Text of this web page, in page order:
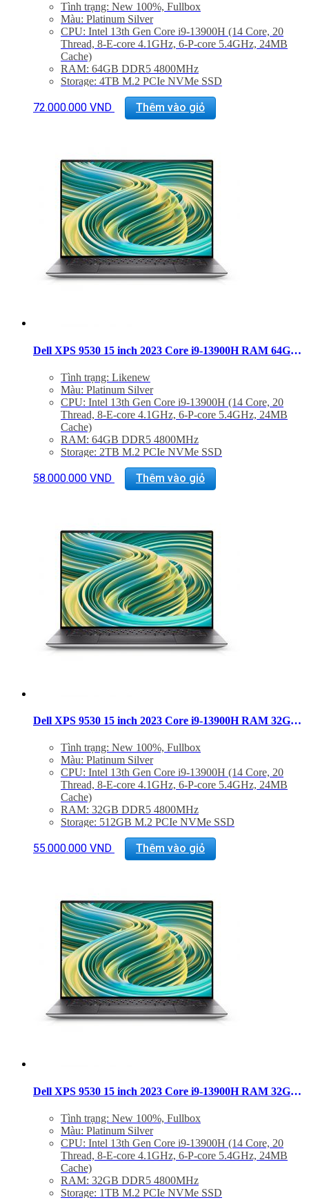
Tình trạng: New 100%, Fullbox
Màu: Platinum Silver
CPU: Intel 13th Gen Core i9-13900H (14 Core, 20
Thread, 8-E-core 4.1GHz, 6-P-core 5.4GHz, 24MB
Cache)
RAM: 64GB DDR5 4800MHz
Storage: 4TB M.2 PCIe NVMe SSD
InfinityEdge Touch Anti-reflective 400-Nit Display
VGA: NVIDIA GeForce RTX 4070 8GB GDDR6
72.000.000 VND Thêm vào giỏ
Dell XPS 9530 15 inch 2023 Core i9-13900H RAM 64GB SSD 2TB OLED Touch RTX 4070
Tình trạng: Likenew
Màu: Platinum Silver
CPU: Intel 13th Gen Core i9-13900H (14 Core, 20
Thread, 8-E-core 4.1GHz, 6-P-core 5.4GHz, 24MB
Cache)
RAM: 64GB DDR5 4800MHz
Storage: 2TB M.2 PCIe NVMe SSD
InfinityEdge Touch Anti-reflective 400-Nit Display
VGA: NVIDIA GeForce RTX 4070 8GB GDDR6
58.000.000 VND Thêm vào giỏ
Dell XPS 9530 15 inch 2023 Core i9-13900H RAM 32GB SSD 1TB FHD RTX 4070
Tình trạng: New 100%, Fullbox
Màu: Platinum Silver
CPU: Intel 13th Gen Core i9-13900H (14 Core, 20
Thread, 8-E-core 4.1GHz, 6-P-core 5.4GHz, 24MB
Cache)
RAM: 32GB DDR5 4800MHz
Storage: 512GB M.2 PCIe NVMe SSD
Non-Touch Anti-Glare 500-Nit Display
VGA: NVIDIA GeForce RTX 4070 8GB GDDR6
55.000.000 VND Thêm vào giỏ
Dell XPS 9530 15 inch 2023 Core i9-13900H RAM 32GB SSD 1TB OLED Touch RTX 4070
Tình trạng: New 100%, Fullbox
Màu: Platinum Silver
CPU: Intel 13th Gen Core i9-13900H (14 Core, 20
Thread, 8-E-core 4.1GHz, 6-P-core 5.4GHz, 24MB
Cache)
RAM: 32GB DDR5 4800MHz
Storage: 1TB M.2 PCIe NVMe SSD